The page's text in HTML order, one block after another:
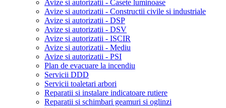
Avize si autorizatii - Casete luminoase
Avize si autorizatii - Constructii civile si industriale
Avize si autorizatii - DSP
Avize si autorizatii - DSV
Avize si autorizatii - ISCIR
Avize si autorizatii - Mediu
Avize si autorizatii - PSI
Plan de evacuare la incendiu
Servicii DDD
Servicii toaletari arbori
Reparatii si instalare indicatoare rutiere
Reparatii si schimbari geamuri si oglinzi